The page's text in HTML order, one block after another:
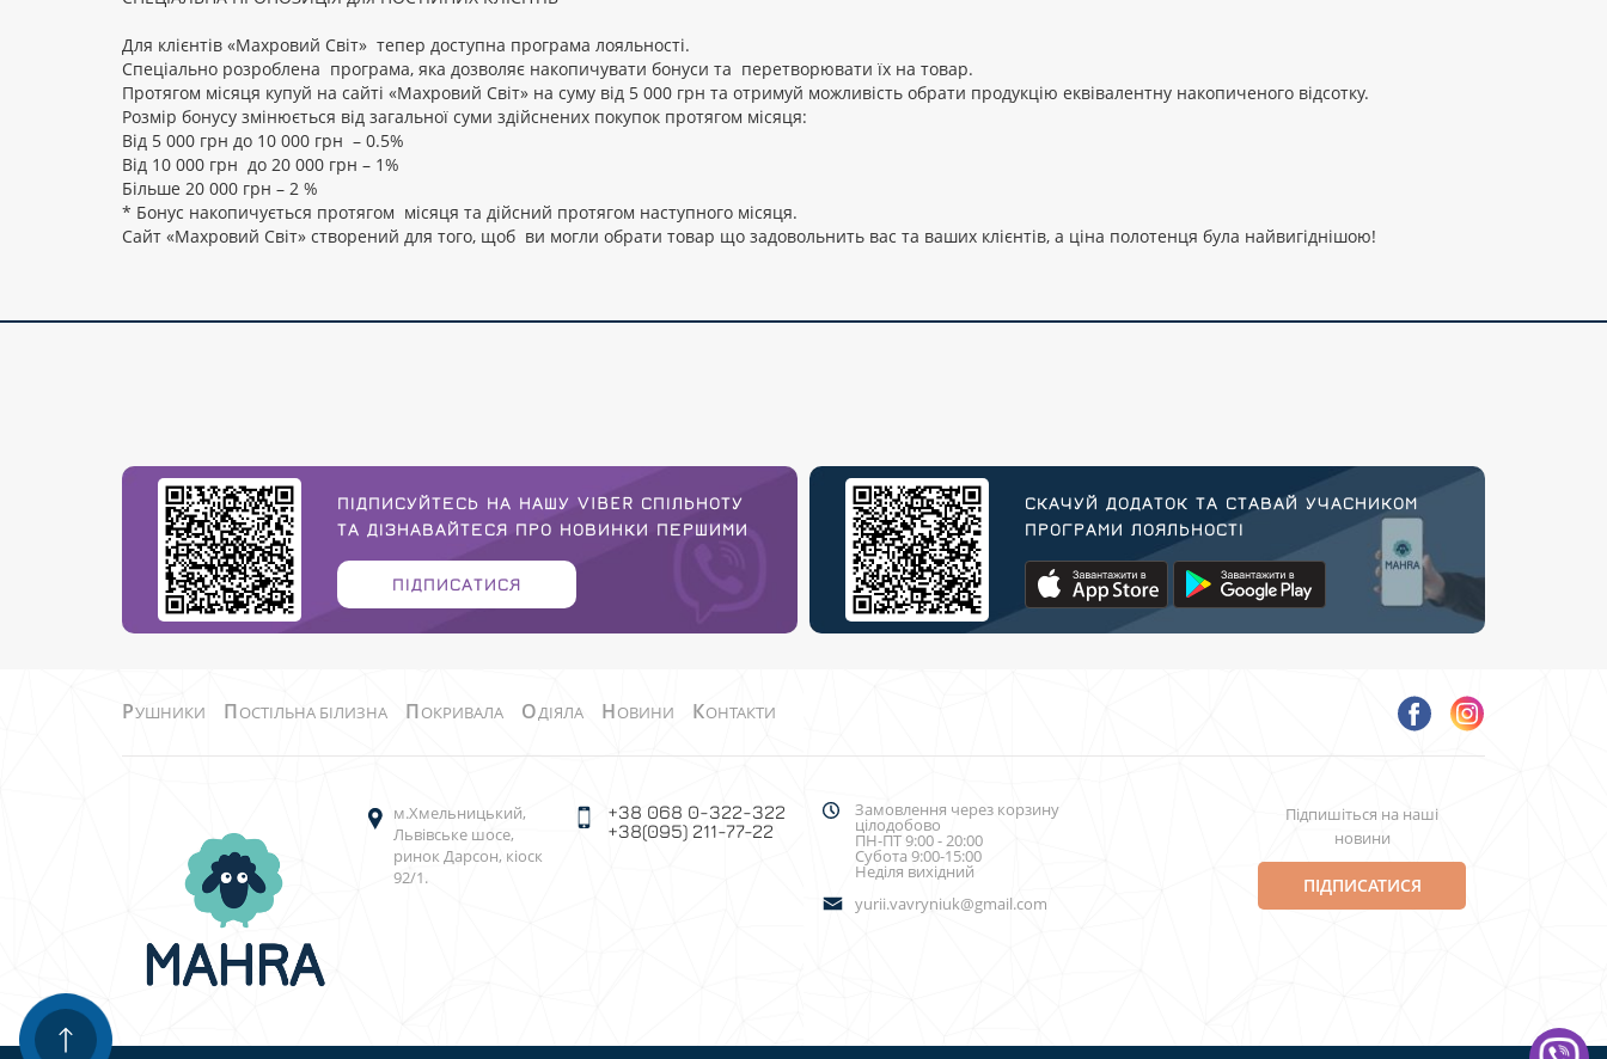
Для клієнтів «Махровий Світ» тепер доступна програма лояльності.
Спеціально розроблена програма, яка дозволяє накопичувати бонуси та перетворювати їх на товар.
Протягом місяця купуй на сайті «Махровий Світ» на суму від 5 000 грн та отримуй можливість обрати продукцію еквівалентну накопиченого відсотку.
Розмір бонусу змінюється від загальної суми здійснених покупок протягом місяця:
Від 5 000 грн до 10 000 грн – 0.5%
Від 10 000 грн до 20 000 грн – 1%
Більше 20 000 грн – 2 %
* Бонус накопичується протягом місяця та дійсний протягом наступного місяця.
Сайт «Махровий Світ» створений для того, щоб ви могли обрати товар що задовольнить вас та ваших клієнтів, а ціна полотенця була найвигіднішою!
ПІДПИСУЙТЕСЬ НА НАШУ VIBER СПІЛЬНОТУ
ТА ДІЗНАВАЙТЕСЯ ПРО НОВИНКИ ПЕРШИМИ
ПІДПИСАТИСЯ
СКАЧУЙ ДОДАТОК ТА СТАВАЙ УЧАСНИКОМ
ПРОГРАМИ ЛОЯЛЬНОСТІ
РУШНИКИ ПОСТІЛЬНА БІЛИЗНА ПОКРИВАЛА ОДІЯЛА НОВИНИ КОНТАКТИ
м.Хмельницький,
Львівське шосе,
ринок Дарсон, кіоск
92/1.
+38 068 0-322-322
+38(095) 211-77-22
Замовлення через корзину
цілодобово
ПН-ПТ 9:00 - 20:00
Субота 9:00-15:00
Неділя вихідний
yurii.vavryniuk@gmail.com
Підпишіться на наші
новини
ПІДПИСАТИСЯ